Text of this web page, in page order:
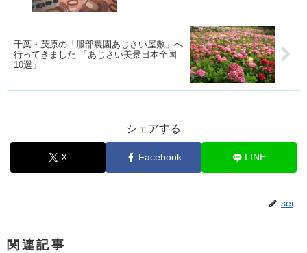
千葉・茂原の「服部農園あじさい屋敷」へ
行ってきました 「あじさい美景日本全国
10選」
シェアする
X Facebook LINE
sei
関連記事